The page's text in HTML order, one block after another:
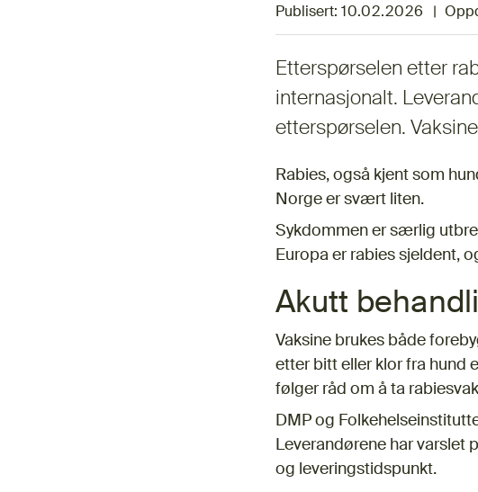
Publisert: 10.02.2026
Etterspørselen etter
internasjonalt.
etterspørselen.
Rabies, også kjent som
Norge er svært liten.
Sykdommen er særlig
Europa er rabies sjeldent,
Akutt
Vaksine brukes både
etter bitt eller klor fra hund
følger råd om å ta
DMP og
Leverandørene har varslet
og leveringstidspunkt.